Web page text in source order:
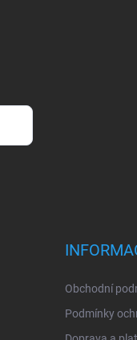
Obchodní
Podmínky